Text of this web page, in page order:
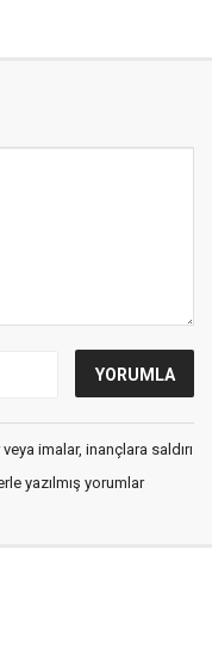
imalar, inançlara saldırı
yazılmış yorumlar